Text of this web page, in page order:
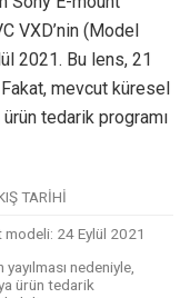
VXD’nin (Model
2021. Bu lens, 21
mevcut küresel
tedarik programı
TARİHİ
modeli: 24 Eylül 2021
nedeniyle,
ürün tedarik